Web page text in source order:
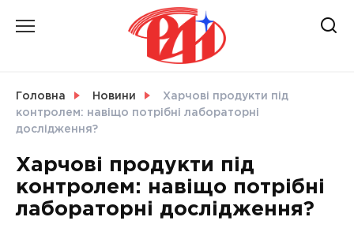
СВІТ
УКРАЇНА
Головна Новини
Харчові продукти під
контролем: навіщо потрібні лабораторні
дослідження?
Харчові продукти під
контролем: навіщо потрібні
лабораторні дослідження?